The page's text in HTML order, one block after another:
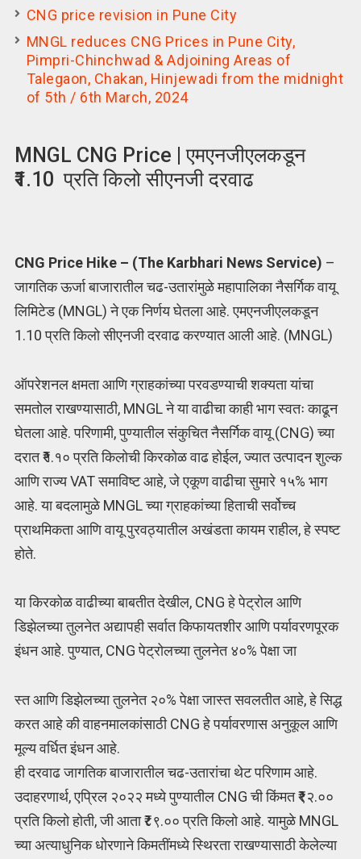
CNG price revision in Pune City
MNGL reduces CNG Prices in Pune City,
Pimpri-Chinchwad & Adjoining Areas of
Talegaon, Chakan, Hinjewadi from the midnight
of 5th / 6th March, 2024
MNGL CNG Price | एमएनजीएलकडून
₹1.10 प्रति किलो सीएनजी दरवाढ
CNG Price Hike – (The Karbhari News Service) –
जागतिक ऊर्जा बाजारातील चढ-उतारांमुळे महापालिका नैसर्गिक वायू
लिमिटेड (MNGL) ने एक निर्णय घेतला आहे. एमएनजीएलकडून
1.10 प्रति किलो सीएनजी दरवाढ करण्यात आली आहे. (MNGL)
ऑपरेशनल क्षमता आणि ग्राहकांच्या परवडण्याची शक्यता यांचा
समतोल राखण्यासाठी, MNGL ने या वाढीचा काही भाग स्वतः काढून
घेतला आहे. परिणामी, पुण्यातील संकुचित नैसर्गिक वायू (CNG) च्या
दरात ₹१.१० प्रति किलोची किरकोळ वाढ होईल, ज्यात उत्पादन शुल्क
आणि राज्य VAT समाविष्ट आहे, जे एकूण वाढीचा सुमारे १५% भाग
आहे. या बदलामुळे MNGL च्या ग्राहकांच्या हिताची सर्वोच्च
प्राथमिकता आणि वायू पुरवठ्यातील अखंडता कायम राहील, हे स्पष्ट
होते.
या किरकोळ वाढीच्या बाबतीत देखील, CNG हे पेट्रोल आणि
डिझेलच्या तुलनेत अद्यापही सर्वात किफायतशीर आणि पर्यावरणपूरक
इंधन आहे. पुण्यात, CNG पेट्रोलच्या तुलनेत ४०% पेक्षा जा
स्त आणि डिझेलच्या तुलनेत २०% पेक्षा जास्त सवलतीत आहे, हे सिद्ध
करत आहे की वाहनमालकांसाठी CNG हे पर्यावरणास अनुकूल आणि
मूल्य वर्धित इंधन आहे.
ही दरवाढ जागतिक बाजारातील चढ-उतारांचा थेट परिणाम आहे.
उदाहरणार्थ, एप्रिल २०२२ मध्ये पुण्यातील CNG ची किंमत ₹९२.००
प्रति किलो होती, जी आता ₹८९.०० प्रति किलो आहे. यामुळे MNGL
च्या अत्याधुनिक धोरणाने किमतींमध्ये स्थिरता राखण्यासाठी केलेल्या